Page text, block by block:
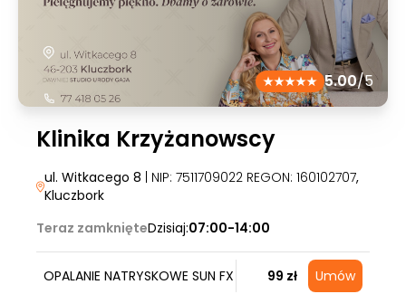
5.00/5
Klinika Krzyżanowscy
ul. Witkacego 8 | NIP: 7511709022 REGON: 160102707,
Kluczbork
Teraz zamknięteDzisiaj:07:00-14:00
OPALANIE NATRYSKOWE SUN FX 99 zł Umów